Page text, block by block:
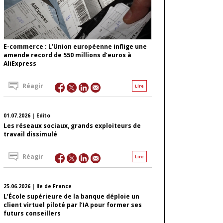
E-commerce : L’Union européenne inflige une
amende record de 550 millions d’euros à
AliExpress
Lire
Réagir
01.07.2026 | Edito
Les réseaux sociaux, grands exploiteurs de
travail dissimulé
Lire
Réagir
25.06.2026 | Ile de France
L’École supérieure de la banque déploie un
client virtuel piloté par l’IA pour former ses
futurs conseillers